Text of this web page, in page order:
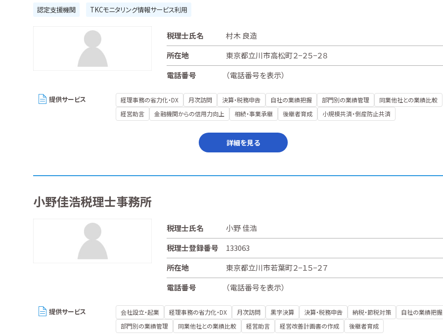
認定支援機関 TKCモニタリング情報サービス利用
税理士氏名
村木 良造
所在地
東京都立川市高松町２−２５−２８
電話番号
（電話番号を表示）
提供サービス 経理事務の省力化・DX 月次訪問 決算・税務申告 自社の業績把握 部門別の業績管理
同業他社との業績比較
経営助言
金融機関からの信用力向上 相続・事業承継 後継者育成 小規模共済・倒産防止共済
詳細を見る
小野佳浩税理士事務所
税理士氏名
小野 佳浩
税理士登録番号
133063
所在地
東京都立川市若葉町２−１５−２７
電話番号
（電話番号を表示）
提供サービス 会社設立・起業 経理事務の省力化・DX 月次訪問 黒字決算 決算・税務申告 納税・節税対策
自社の業績把握
部門別の業績管理
同業他社との業績比較 経営助言 経営改善計画書の作成 後継者育成